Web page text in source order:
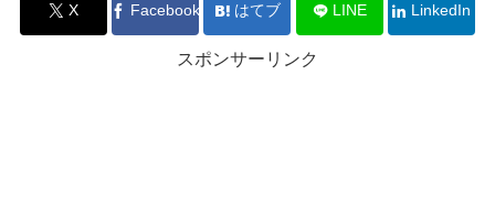
X Facebook はてブ LINE LinkedIn
スポンサーリンク